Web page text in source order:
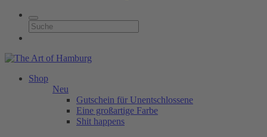
Shop
Neu
Gutschein für Unentschlossene
Eine großartige Farbe
Shit happens